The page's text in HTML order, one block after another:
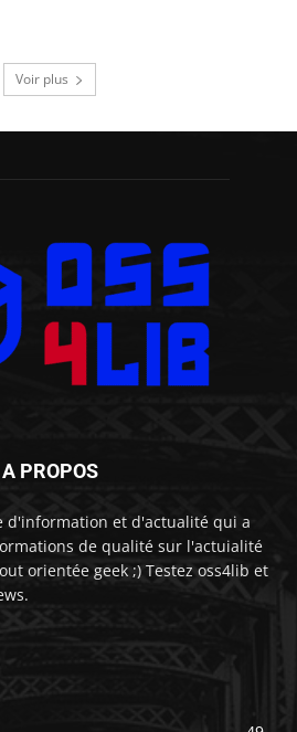
Voir plus
A PROPOS
d'information et d'actualité qui a
de qualité sur l'actuialité
orientée geek ;) Testez oss4lib et